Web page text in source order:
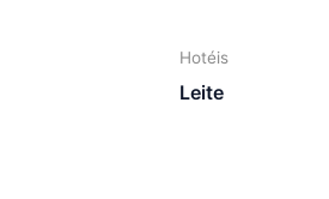
Hotéis
Leite